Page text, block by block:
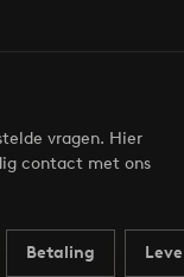
vragen. Hier
contact met ons
Betaling